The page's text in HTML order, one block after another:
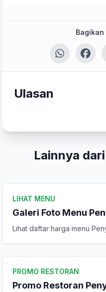
Bagikan
Ulasan
Lainnya
LIHAT MENU
Galeri Foto Menu
Lihat daftar harga menu
PROMO RESTORAN
Promo Restoran
Peringkat Anda